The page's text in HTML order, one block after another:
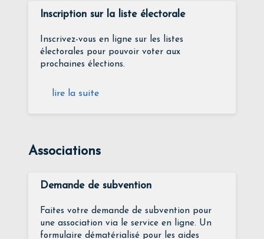
Inscription sur la liste électorale
Inscrivez-vous en ligne sur les listes
électorales pour pouvoir voter aux
prochaines élections.
lire la suite
Associations
Demande de subvention
Faites votre demande de subvention pour
une association via le service en ligne. Un
formulaire dématérialisé pour les aides